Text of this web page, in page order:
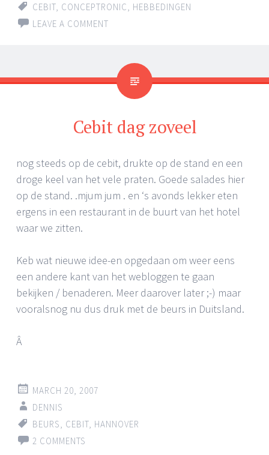
CEBIT, CONCEPTRONIC, HEBBEDINGEN
LEAVE A COMMENT
Cebit dag zoveel
nog steeds op de cebit, drukte op de stand en een
droge keel van het vele praten. Goede salades hier
op de stand. .mjum jum . en ‘s avonds lekker eten
ergens in een restaurant in de buurt van het hotel
waar we zitten.
Keb wat nieuwe idee-en opgedaan om weer eens
een andere kant van het webloggen te gaan
bekijken / benaderen. Meer daarover later ;-) maar
vooralsnog nu dus druk met de beurs in Duitsland.
Â
MARCH 20, 2007
DENNIS
BEURS, CEBIT, HANNOVER
2 COMMENTS